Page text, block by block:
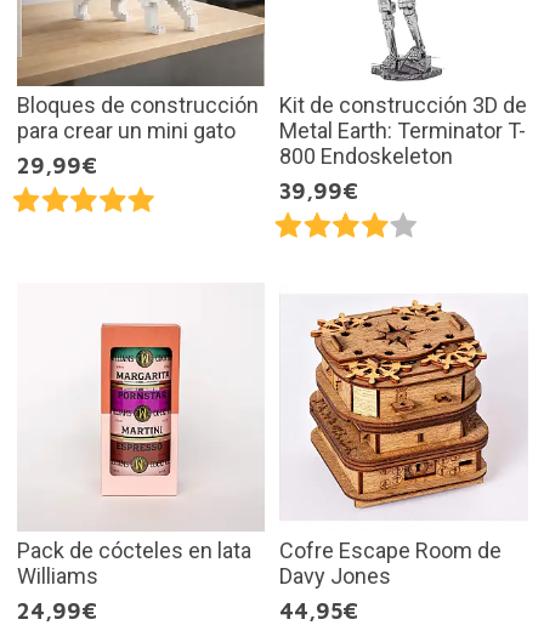
Bloques de construcción
para crear un mini gato
29,99€
Kit de construcción 3D de
Metal Earth: Terminator T-
800 Endoskeleton
39,99€
Pack de cócteles en lata
Williams
24,99€
Cofre Escape Room de
Davy Jones
44,95€